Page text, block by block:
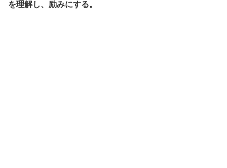
を理解し、励みにする。